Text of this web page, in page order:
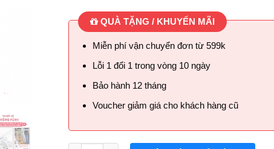
QUÀ TẶNG / KHUYẾN MÃI
Miễn phí vận chuyển đơn từ 599k
Lỗi 1 đổi 1 trong vòng 10 ngày
Bảo hành 12 tháng
Voucher giảm giá cho khách hàng cũ